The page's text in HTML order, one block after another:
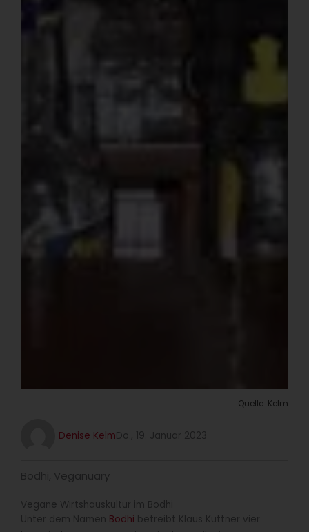
Quelle: Kelm
Denise KelmDo., 19. Januar 2023
Bodhi, Veganuary
Vegane Wirtshauskultur im Bodhi
Unter dem Namen Bodhi betreibt Klaus Kuttner vier